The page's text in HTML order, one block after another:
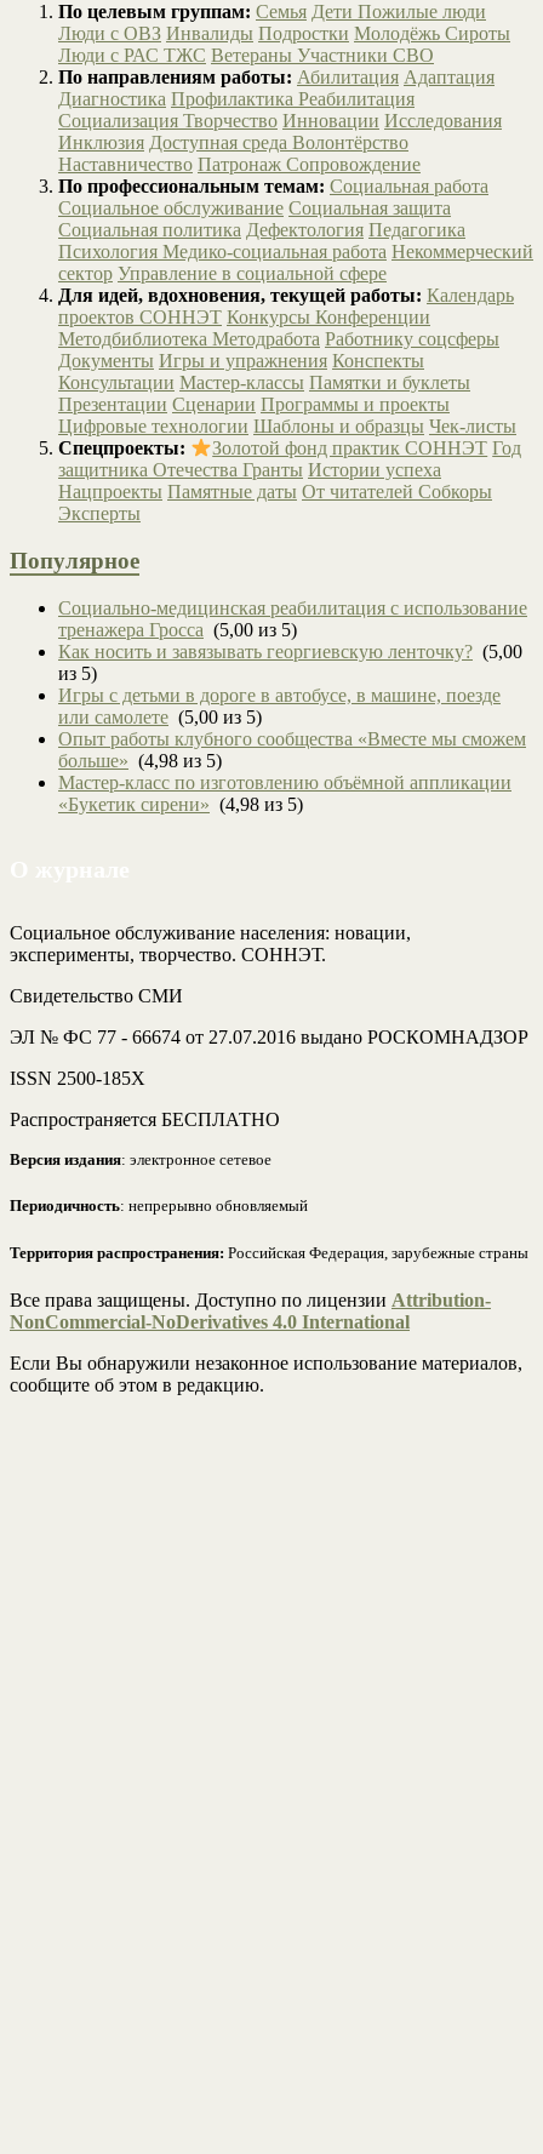
По целевым группам: Семья Дети Пожилые люди
Люди с ОВЗ Инвалиды Подростки Молодёжь Сироты
Люди с РАС ТЖС Ветераны Участники СВО
По направлениям работы: Абилитация Адаптация
Диагностика Профилактика Реабилитация
Социализация Творчество Инновации Исследования
Инклюзия Доступная среда Волонтёрство
Наставничество Патронаж Сопровождение
По профессиональным темам: Социальная работа
Социальное обслуживание Социальная защита
Социальная политика Дефектология Педагогика
Психология Медико-социальная работа Некоммерческий
сектор Управление в социальной сфере
Для идей, вдохновения, текущей работы: Календарь
проектов СОННЭТ Конкурсы Конференции
Методбиблиотека Методработа Работнику соцсферы
Документы Игры и упражнения Конспекты
Консультации Мастер-классы Памятки и буклеты
Презентации Сценарии Программы и проекты
Цифровые технологии Шаблоны и образцы Чек-листы
Спецпроекты:
Золотой фонд практик СОННЭТ Год
защитника Отечества Гранты Истории успеха
Нацпроекты Памятные даты От читателей Собкоры
Эксперты
Популярное
Социально-медицинская реабилитация с использование
тренажера Гросса (5,00 из 5)
Как носить и завязывать георгиевскую ленточку? (5,00
из 5)
Игры с детьми в дороге в автобусе, в машине, поезде
или самолете (5,00 из 5)
Опыт работы клубного сообщества «Вместе мы сможем
больше» (4,98 из 5)
Мастер-класс по изготовлению объёмной аппликации
«Букетик сирени» (4,98 из 5)
Социальное обслуживание населения: новации,
эксперименты, творчество. СОННЭТ.
Свидетельство СМИ
ЭЛ № ФС 77 - 66674 от 27.07.2016 выдано РОСКОМНАДЗОР
ISSN 2500-185Х
Распространяется БЕСПЛАТНО
Версия издания: электронное сетевое
Периодичность: непрерывно обновляемый
Территория распространения: Российская Федерация, зарубежные страны
Все права защищены. Доступно по лицензии Attribution-
NonCommercial-NoDerivatives 4.0 International
Если Вы обнаружили незаконное использование материалов,
сообщите об этом в редакцию.